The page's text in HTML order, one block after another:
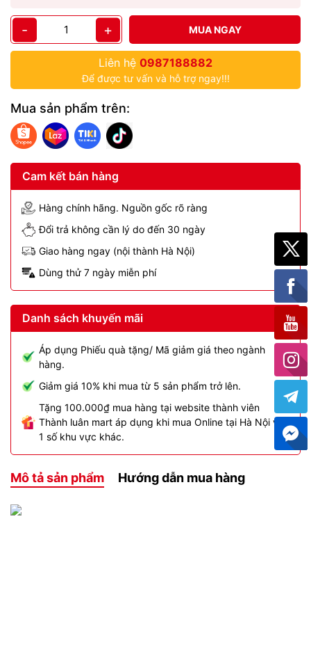
- + MUA NGAY
Liên hệ 0987188882
Để được tư vấn và hỗ trợ ngay!!!
Mua sản phẩm trên:
Cam kết bán hàng
Hàng chính hãng. Nguồn gốc rõ ràng
Đổi trả không cần lý do đến 30 ngày
Giao hàng ngay (nội thành Hà Nội)
Dùng thử 7 ngày miễn phí
Danh sách khuyến mãi
Áp dụng Phiếu quà tặng/ Mã giảm giá theo ngành
hàng.
Giảm giá 10% khi mua từ 5 sản phẩm trở lên.
Tặng 100.000₫ mua hàng tại website thành viên
Thành luân mart áp dụng khi mua Online tại Hà Nội và
1 số khu vực khác.
Mô tả sản phẩm Hướng dẫn mua hàng